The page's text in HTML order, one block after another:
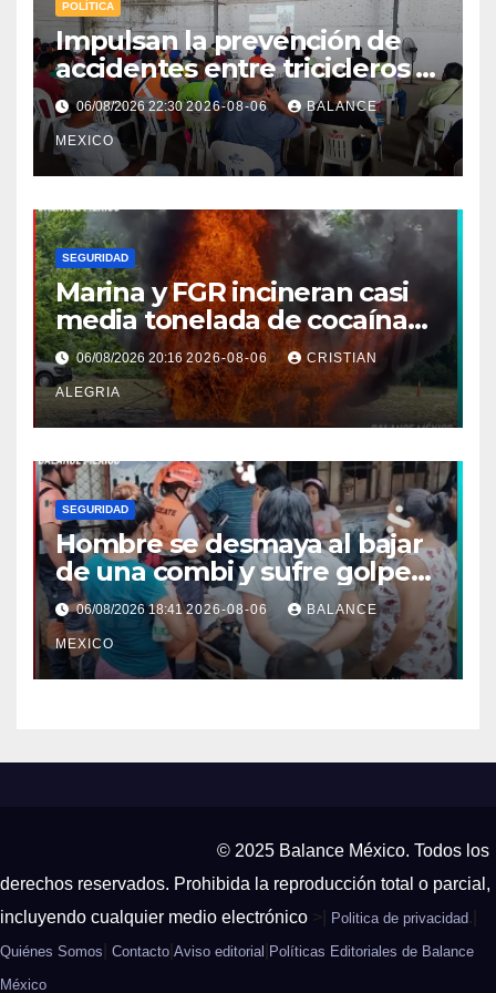
POLÍTICA
Impulsan la prevención de
accidentes entre tricicleros y
mototriciclistas de Tapachula
06/08/2026 22:302026-08-06 BALANCE
MEXICO
SEGURIDAD
Marina y FGR incineran casi
media tonelada de cocaína
asegurada frente a las costas
de Chiapas
06/08/2026 20:16 2026-08-06 CRISTIAN
ALEGRIA
SEGURIDAD
Hombre se desmaya al bajar
de una combi y sufre golpe
en la cabeza en Tapachula
06/08/2026 18:412026-08-06 BALANCE
MEXICO
© 2025 Balance México. Todos los
derechos reservados. Prohibida la reproducción total o parcial,
incluyendo cualquier medio electrónico >| Politica de privacidad .|
Quiénes Somos Contacto Aviso editorial Políticas Editoriales de Balance
México